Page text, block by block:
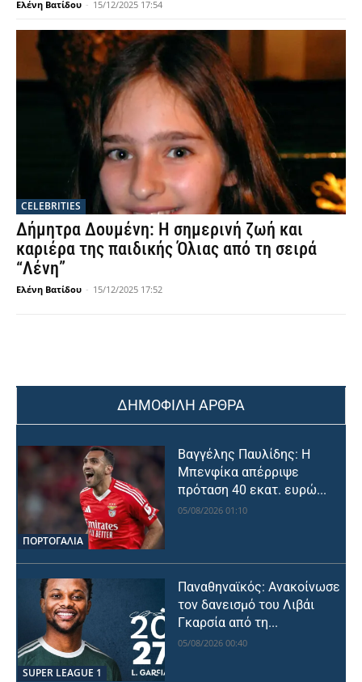
Ελένη Βατίδου - 15/12/2025 17:54
CELEBRITIES
Δήμητρα Δουμένη: Η σημερινή ζωή και
καριέρα της παιδικής Όλιας από τη σειρά
“Λένη”
Ελένη Βατίδου - 15/12/2025 17:52
ΔΗΜΟΦΙΛΗ ΑΡΘΡΑ
ΠΟΡΤΟΓΑΛΙΑ
Βαγγέλης Παυλίδης: Η
Μπενφίκα απέρριψε
πρόταση 40 εκατ. ευρώ...
05/08/2026 01:10
SUPER LEAGUE 1
Παναθηναϊκός: Ανακοίνωσε
τον δανεισμό του Λιβάι
Γκαρσία από τη...
05/08/2026 00:40